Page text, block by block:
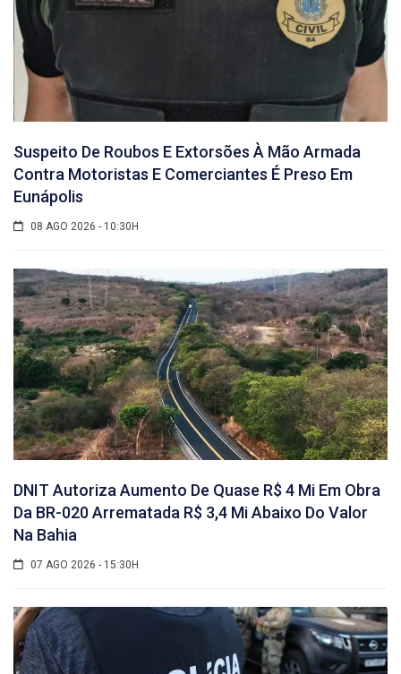
Suspeito De Roubos E Extorsões À Mão Armada
Contra Motoristas E Comerciantes É Preso Em
Eunápolis
08 AGO 2026 - 10:30H
DNIT Autoriza Aumento De Quase R$ 4 Mi Em Obra
Da BR-020 Arrematada R$ 3,4 Mi Abaixo Do Valor
Na Bahia
07 AGO 2026 - 15:30H